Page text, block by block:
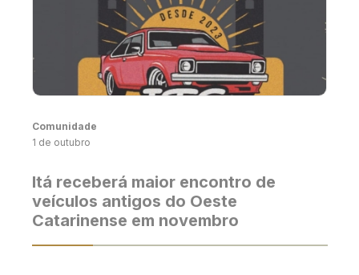
Comunidade
1 de outubro
Itá receberá maior encontro de
veículos antigos do Oeste
Catarinense em novembro